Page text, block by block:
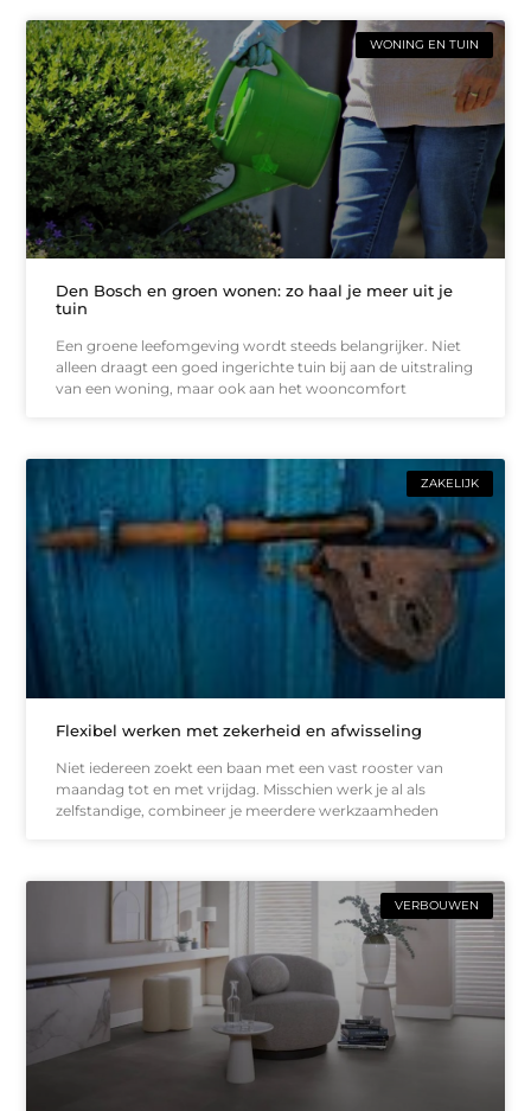
WONING EN TUIN
Den Bosch en groen wonen: zo haal je meer uit je
tuin
Een groene leefomgeving wordt steeds belangrijker. Niet
alleen draagt een goed ingerichte tuin bij aan de uitstraling
van een woning, maar ook aan het wooncomfort
ZAKELIJK
Flexibel werken met zekerheid en afwisseling
Niet iedereen zoekt een baan met een vast rooster van
maandag tot en met vrijdag. Misschien werk je al als
zelfstandige, combineer je meerdere werkzaamheden
VERBOUWEN